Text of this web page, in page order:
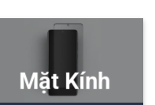
Mặt Kính